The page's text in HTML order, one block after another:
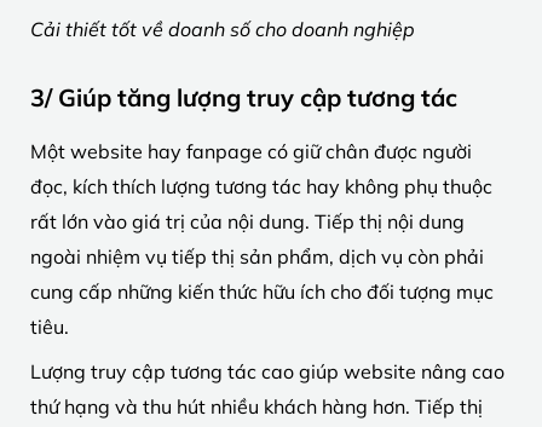
Cải thiết tốt về doanh số cho doanh nghiệp
3/ Giúp tăng lượng truy cập tương tác
Một website hay fanpage có giữ chân được người
đọc, kích thích lượng tương tác hay không phụ thuộc
rất lớn vào giá trị của nội dung. Tiếp thị nội dung
ngoài nhiệm vụ tiếp thị sản phẩm, dịch vụ còn phải
cung cấp những kiến ​​thức hữu ích cho đối tượng mục
tiêu.
Lượng truy cập tương tác cao giúp website nâng cao
thứ hạng và thu hút nhiều khách hàng hơn. Tiếp thị